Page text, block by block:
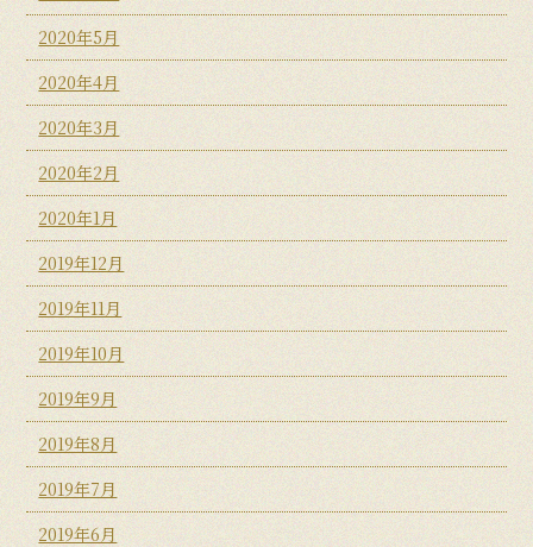
2020年5月
2020年4月
2020年3月
2020年2月
2020年1月
2019年12月
2019年11月
2019年10月
2019年9月
2019年8月
2019年7月
2019年6月